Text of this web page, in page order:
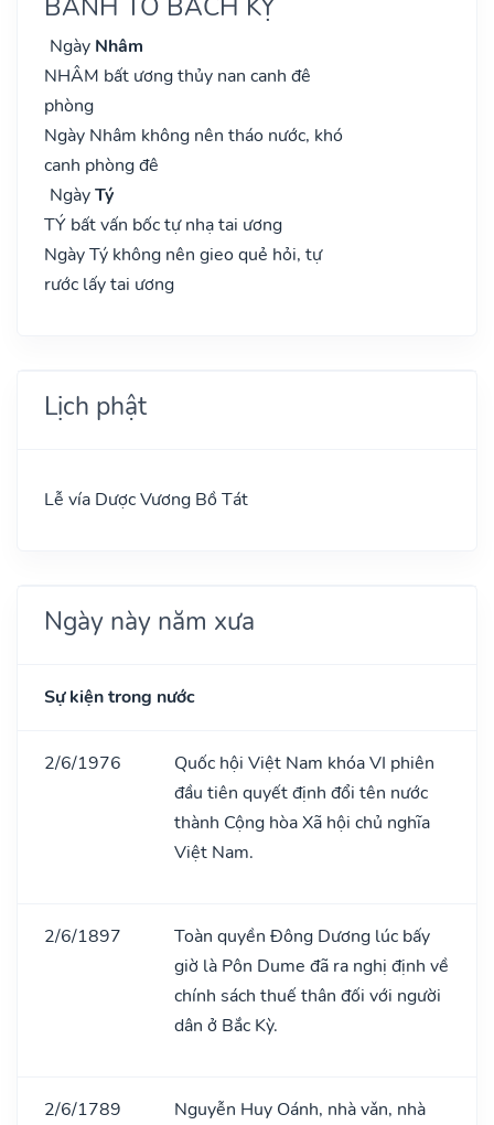
Ngày Nhâm
NHÂM bất ương thủy nan canh đê
phòng
Ngày Nhâm không nên tháo nước, khó
canh phòng đê
NgàyTý
TÝ bất vấn bốc tự nhạ tai ương
Ngày Tý không nên gieo quẻ hỏi, tự
rước lấy tai ương
Lịch phật
Lễ vía Dược Vương Bồ Tát
Ngày này năm xưa
Sự kiện trong nước
2/6/1976
Quốc hội Việt Nam khóa VI phiên
đầu tiên quyết định đổi tên nước
thành Cộng hòa Xã hội chủ nghĩa
Việt Nam.
2/6/1897
Toàn quyền Đông Dương lúc bấy
giờ là Pôn Dume đã ra nghị định về
chính sách thuế thân đối với người
dân ở Bắc Kỳ.
2/6/1789
Nguyễn Huy Oánh, nhà vǎn, nhà